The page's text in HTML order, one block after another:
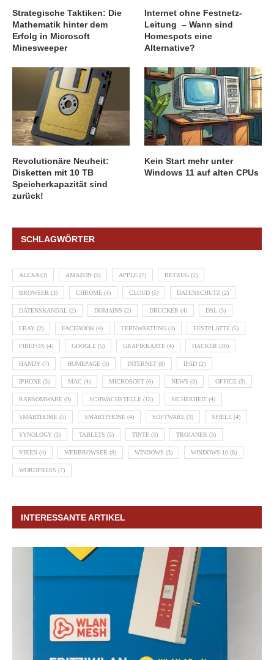
Strategische Taktiken: Die
Mathematik hinter dem
Erfolg in Microsoft
Minesweeper
Internet ohne Festnetz-
Leitung – Wann sind
Homespots eine
Alternative?
Revolutionäre Neuheit:
Disketten mit 10 TB
Speicherkapazität sind
zurück!
Kein Start mehr unter
Windows 11 auf alten CPUs
SCHLAGWÖRTER
ALEXA (3) AMAZON (5) APPLE (7) BETRUG (2)
BROWSER (3) CHROME (4) CLOUD (5) DATENSCHUTZ (2)
DATENSKANDAL (2) DOMAINS (2) DRUCKER (4) DSL (3)
EBAY (2) FACEBOOK (4) FERNWARTUNG (3) FESTPLATTE (5)
FIREFOX (4) GOOGLE (5) GRAFIKKARTE (4) HACKER (20)
HANDY (7) HOMEPAGE (3) INTERNET (8) IPAD (2)
IPHONE (3) MAC (4) MICROSOFT (6) NEWS (3) OFFICE (3)
RANSOMWARE (9) SCHWACHSTELLE (15) SICHERHEIT (4)
SMARTHOME (5) SMARTPHONE (4) SOFTWARE (3) SPIELE (4)
SYNOLOGY (3) TABLETS (5) TINTE (3) TROJANER (3)
VIREN (4) WEBBROWSER (9) WINDOWS (3) WINDOWS 10 (8)
WORDPRESS (7)
INTERESSANTE ARTIKEL